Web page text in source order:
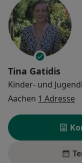
Tina Gatidis
Kinder- und
Aachen 1 Adresse